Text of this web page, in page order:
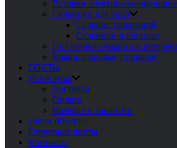
Вставки
Сальники для труб
Сальник нажимной
Сальники набивные
Подземные емкости и
Краны шаровые стальные
ГОСТы
Логистика
Доставка
Оплата
Возврат и гарантии
Наши объекты
Опросные листы
Контакты